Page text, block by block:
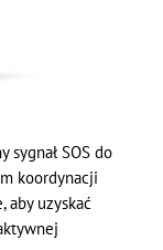
SOS do
koordynacji
aby uzyskać